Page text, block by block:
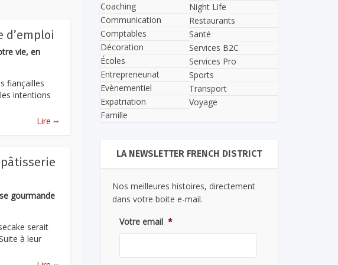
d’emploi
vie, en
fiançailles
intentions
Lire ...
gourmande
serait
à leur
Coaching
Communication
Comptables
Décoration
Écoles
Entrepreneuriat
Evènementiel
Expatriation
Famille
Night Life
Restaurants
Santé
Services B2C
Services Pro
Sports
Transport
Voyage
LA NEWSLETTER FRENCH DISTRICT
Nos meilleures histoires, directement
dans votre boite e-mail.
Votre email *